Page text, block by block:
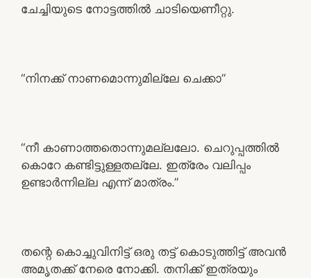
ചേച്ചിയുടെ നോട്ടത്തിൽ ചാടിയെണീറ്റു.
“നിനക്ക് നാണമൊന്നുമില്ലേ ചെക്കാ”
“നീ കാണാത്തതൊന്നുമല്ലലോ. ചെറുപ്പത്തിൽ
കൊറേ കണ്ടിട്ടുള്ളതല്ലേ. ഇത്രേം വലിപ്പം
ഉണ്ടാർന്നില്ല എന്ന് മാത്രം.”
തന്റെ കൊച്ചുവിനിട്ട് ഒരു തട്ട് കൊടുത്തിട്ട് അവൻ
അമൃതക്ക് നേരെ നോക്കി. തനിക്ക് ഇത്രയും